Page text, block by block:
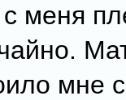
с меня
мне